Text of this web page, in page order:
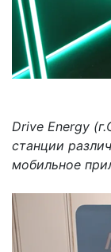
Drive Energy
станции
мобильное